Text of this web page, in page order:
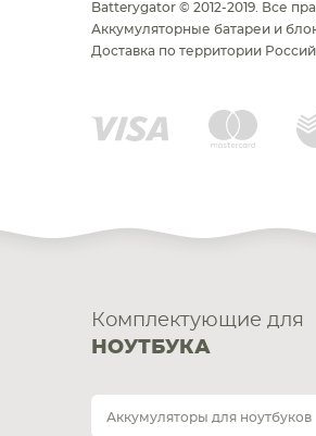
Batterygator © 2012-2019. Все
Аккумуляторные батареи и
Доставка по территории
Комплектующие для
НОУТБУКА
Аккумуляторы для ноутбуков